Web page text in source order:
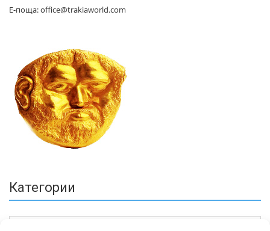
Е-поща: office@trakiaworld.com
Категории